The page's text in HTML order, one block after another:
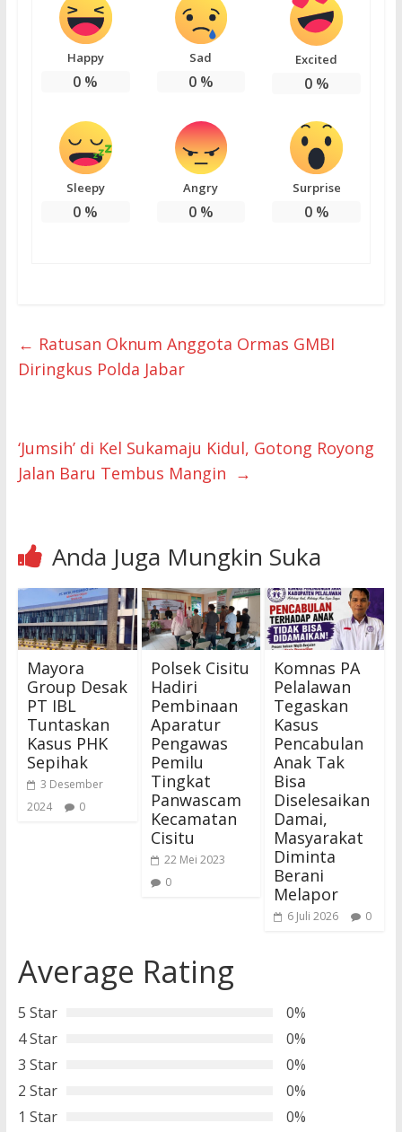
Happy
0 %
Sad
0%
Excited
0%
Sleepy
0 %
Angry
0%
Surprise
0%
← Ratusan Oknum Anggota Ormas GMBI
Diringkus Polda Jabar
‘Jumsih’ di Kel Sukamaju Kidul, Gotong Royong
Jalan Baru Tembus Mangin →
Anda Juga Mungkin Suka
Mayora
Group Desak
PT IBL
Tuntaskan
Kasus PHK
Sepihak
3 Desember
2024
0
Polsek Cisitu
Hadiri
Pembinaan
Aparatur
Pengawas
Pemilu
Tingkat
Panwascam
Kecamatan
Cisitu
22 Mei 2023
0
Komnas PA
Pelalawan
Tegaskan
Kasus
Pencabulan
Anak Tak
Bisa
Diselesaikan
Damai,
Masyarakat
Diminta
Berani
Melapor
6 Juli 2026 0
Average Rating
5 Star
0%
4 Star
0%
3 Star
0%
2 Star
0%
1 Star
0%